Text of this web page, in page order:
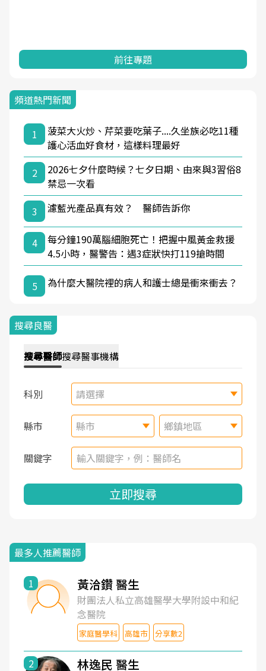
前往專題
頻道熱門新聞
1
菠菜大火炒、芹菜要吃葉子....久坐族必吃11種
護心活血好食材，這樣料理最好
2
2026七夕什麼時候？七夕日期、由來與3習俗8
禁忌一次看
3
濾藍光產品真有效？ 醫師告訴你
4
每分鐘190萬腦細胞死亡！把握中風黃金救援
4.5小時，醫警告：遇3症狀快打119搶時間
5 為什麼大醫院裡的病人和護士總是衝來衝去？
搜尋良醫
搜尋醫師搜尋醫事機構
科別 請選擇
縣市 縣市 鄉鎮地區
關鍵字
立即搜尋
最多人推薦醫師
1 黃洽鑽 醫生
財團法人私立高雄醫學大學附設中和紀
念醫院
家庭醫學科 高雄市 分享數2
2 林逸民 醫生